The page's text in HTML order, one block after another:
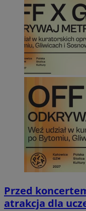
Przed
atrakcja dla